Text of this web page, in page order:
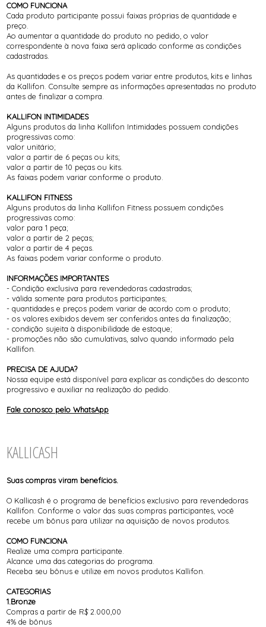
COMO FUNCIONA
Cada produto participante possui faixas próprias de quantidade e
preço.
Ao aumentar a quantidade do produto no pedido, o valor
correspondente à nova faixa será aplicado conforme as condições
cadastradas.
As quantidades e os preços podem variar entre produtos, kits e linhas
da Kallifon. Consulte sempre as informações apresentadas no produto
antes de finalizar a compra.
KALLIFON INTIMIDADES
Alguns produtos da linha Kallifon Intimidades possuem condições
progressivas como:
valor unitário;
valor a partir de 6 peças ou kits;
valor a partir de 10 peças ou kits.
As faixas podem variar conforme o produto.
KALLIFON FITNESS
Alguns produtos da linha Kallifon Fitness possuem condições
progressivas como:
valor para 1 peça;
valor a partir de 2 peças;
valor a partir de 4 peças.
As faixas podem variar conforme o produto.
INFORMAÇÕES IMPORTANTES
- Condição exclusiva para revendedoras cadastradas;
- válida somente para produtos participantes;
- quantidades e preços podem variar de acordo com o produto;
- os valores exibidos devem ser conferidos antes da finalização;
- condição sujeita à disponibilidade de estoque;
- promoções não são cumulativas, salvo quando informado pela
Kallifon.
PRECISA DE AJUDA?
Nossa equipe está disponível para explicar as condições do desconto
progressivo e auxiliar na realização do pedido.
Fale conosco pelo WhatsApp
KALLICASH
Suas compras viram benefícios.
O Kallicash é o programa de benefícios exclusivo para revendedoras
Kallifon. Conforme o valor das suas compras participantes, você
recebe um bônus para utilizar na aquisição de novos produtos.
COMO FUNCIONA
Realize uma compra participante.
Alcance uma das categorias do programa.
Receba seu bônus e utilize em novos produtos Kallifon.
CATEGORIAS
1.Bronze
Compras a partir de R$ 2.000,00
4% de bônus